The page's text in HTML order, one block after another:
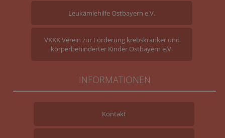
Leukämiehilfe Ostbayern e.V.
VKKK Verein zur Förderung krebskranker und
körperbehinderter Kinder Ostbayern e.V.
INFORMATIONEN
Kontakt